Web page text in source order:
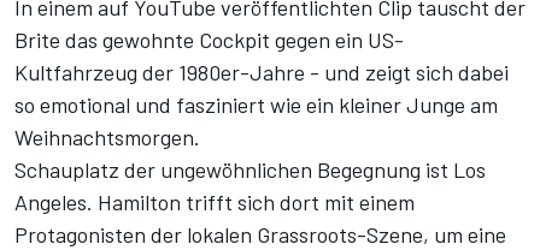
In einem auf YouTube veröffentlichten Clip tauscht der
Brite das gewohnte Cockpit gegen ein US-
Kultfahrzeug der 1980er-Jahre - und zeigt sich dabei
so emotional und fasziniert wie ein kleiner Junge am
Weihnachtsmorgen.
Schauplatz der ungewöhnlichen Begegnung ist Los
Angeles. Hamilton trifft sich dort mit einem
Protagonisten der lokalen Grassroots-Szene, um eine